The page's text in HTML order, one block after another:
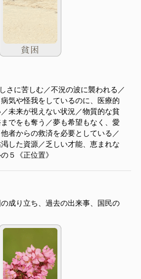
さに苦しむ／不況の波に襲われる／
気や怪我をしているのに、医療的
未来が視えない状況／物質的な貧
でをも奪う／夢も希望もなく、愛
者からの救済を必要としている／
した資源／乏しい才能、恵まれな
５《正位置》
成り立ち、過去の出来事、国民の